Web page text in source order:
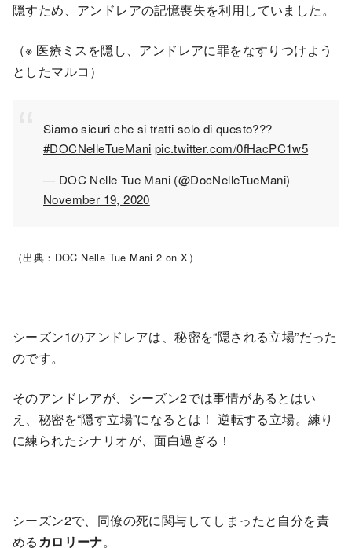
隠すため、アンドレアの記憶喪失を利用していました。
（※ 医療ミスを隠し、アンドレアに罪をなすりつけよう
としたマルコ）
Siamo sicuri che si tratti solo di questo???
#DOCNelleTueMani pic.twitter.com/0fHacPC1w5
— DOC Nelle Tue Mani (@DocNelleTueMani)
November 19, 2020
（出典：DOC Nelle Tue Mani 2 on X）
シーズン1のアンドレアは、秘密を“隠される立場”だった
のです。
そのアンドレアが、シーズン2では事情があるとはい
え、秘密を“隠す立場”になるとは！ 逆転する立場。練り
に練られたシナリオが、面白過ぎる！
シーズン2で、同僚の死に関与してしまったと自分を責
めるカロリーナ。